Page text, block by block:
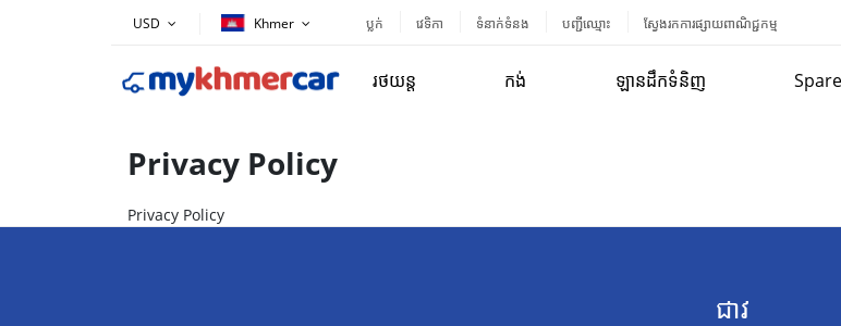
USD ប្លក់ វេទិកា ទំនាក់ទំនង បញ្ជីឈ្មោះ ស្វែងរកការផ្សាយពាណិជ្ជកម្ម
រថយន្ត កង់ ឡានដឹកទំនិញ
Privacy Policy
Privacy Policy
ជាវ